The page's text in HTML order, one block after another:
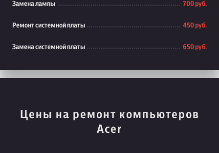
Замена лампы 700 руб.
Ремонт системной платы 450 руб.
Замена системной платы 650 руб.
Цены на ремонт компьютеров
Acer